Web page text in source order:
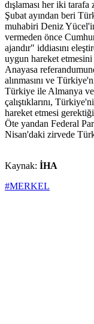
dışlaması her iki
Şubat ayından beri
muhabiri Deniz
vermeden önce
ajandır" iddiasını
uygun hareket etmesini
Anayasa
alınmasını ve
Türkiye ile Almanya
çalıştıklarını,
hareket etmesi
Öte yandan Federal
Nisan'daki zirvede
Kaynak: İHA
#MERKEL